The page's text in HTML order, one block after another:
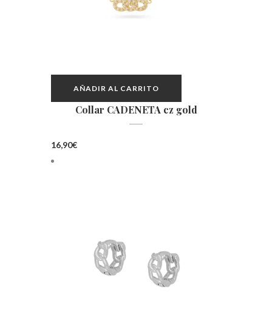
AÑADIR AL CARRITO
Collar CADENETA cz gold
16,90€